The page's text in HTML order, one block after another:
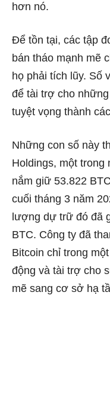
hơn nó.
Để tồn tại, các tập
bán tháo mạnh mẽ
họ phải tích lũy. Số
để tài trợ cho
tuyệt vọng thành
Những con số này
Holdings, một trong
nắm giữ 53.822
cuối tháng 3 năm
lượng dự trữ đó đã
BTC. Công ty đã
Bitcoin chỉ trong
động và tài trợ cho
mẽ sang cơ sở hạ